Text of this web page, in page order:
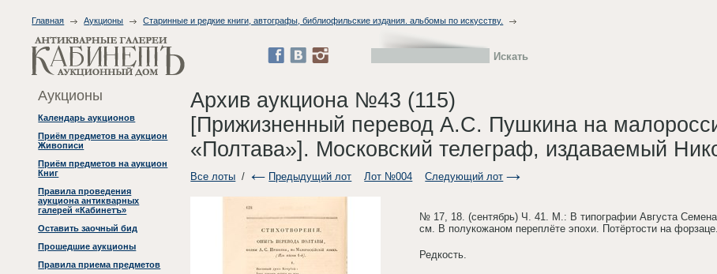
Главная Аукционы Старинные и редкие книги, автографы, библиофильские издания. альбомы по искусству.
Аукционы
Календарь аукционов
Приём предметов на аукцион
Живописи
Приём предметов на аукцион
Книг
Правила проведения
аукциона антикварных
галерей «Кабинетъ»
Оставить заочный бид
Прошедшие аукционы
Правила приема предметов
Архив аукциона №43 (115)
[Прижизненный перевод А.С. Пушкина на
«Полтава»]. Московский телеграф, издаваемый
Все лоты / Предыдущий лот Лот №004 Следующий лот
№ 17, 18. (сентябрь) Ч. 41. М.: В типографии Августа
см. В полукожаном переплёте эпохи. Потёртости на
Редкость.